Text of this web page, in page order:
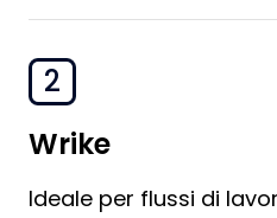
2
Wrike
Ideale per flussi di